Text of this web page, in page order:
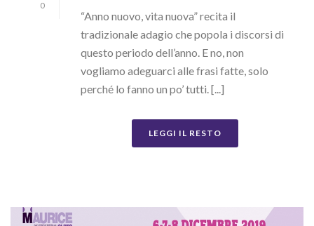
0
“Anno nuovo, vita nuova” recita il
tradizionale adagio che popola i discorsi di
questo periodo dell’anno. E no, non
vogliamo adeguarci alle frasi fatte, solo
perché lo fanno un po’ tutti. [...]
LEGGI IL RESTO